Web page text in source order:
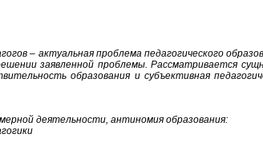
– актуальная проблема педагогического
заявленной проблемы. Рассматривается
образования и субъективная
деятельности, антиномия образования: